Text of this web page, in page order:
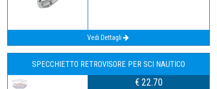
Vedi Dettagli
SPECCHIETTO RETROVISORE PER SCI NAUTICO
€ 22.70